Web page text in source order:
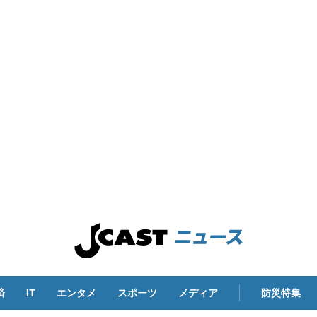
IT エンタメ スポーツ メディア 防災特集